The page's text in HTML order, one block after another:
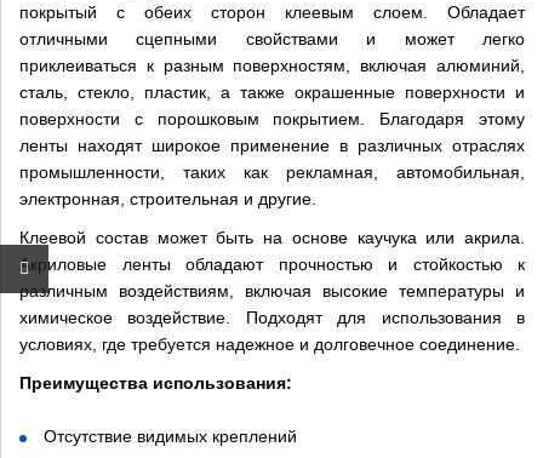
покрытый с обеих сторон клеевым слоем. Обладает
отличными сцепными свойствами и может легко
приклеиваться к разным поверхностям, включая алюминий,
сталь, стекло, пластик, а также окрашенные поверхности и
поверхности с порошковым покрытием. Благодаря этому
ленты находят широкое применение в различных отраслях
промышленности, таких как рекламная, автомобильная,
электронная, строительная и другие.
Клеевой состав может быть на основе каучука или акрила.
Акриловые ленты обладают прочностью и стойкостью к
различным воздействиям, включая высокие температуры и
химическое воздействие. Подходят для использования в
условиях, где требуется надежное и долговечное соединение.
Преимущества использования:
Отсутствие видимых креплений